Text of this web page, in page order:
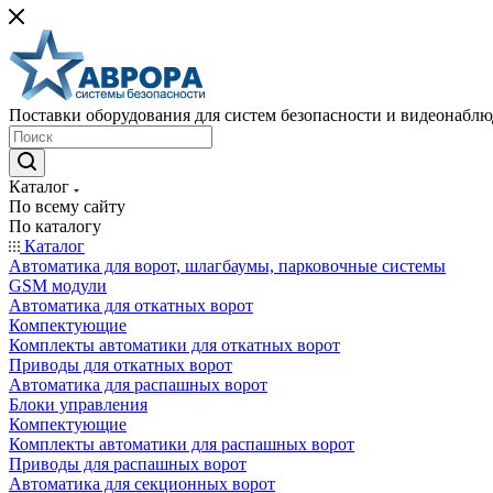
Поставки оборудования для систем безопасности и
Каталог
По всему сайту
По каталогу
Каталог
Автоматика для ворот, шлагбаумы, парковочные системы
GSM модули
Автоматика для откатных ворот
Компектующие
Комплекты автоматики для откатных ворот
Приводы для откатных ворот
Автоматика для распашных ворот
Блоки управления
Компектующие
Комплекты автоматики для распашных ворот
Приводы для распашных ворот
Автоматика для секционных ворот